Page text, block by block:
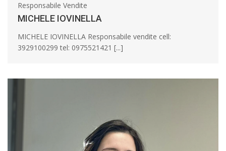
Responsabile Vendite
MICHELE IOVINELLA
MICHELE IOVINELLA Responsabile vendite cell:
3929100299 tel: 0975521421 [...]